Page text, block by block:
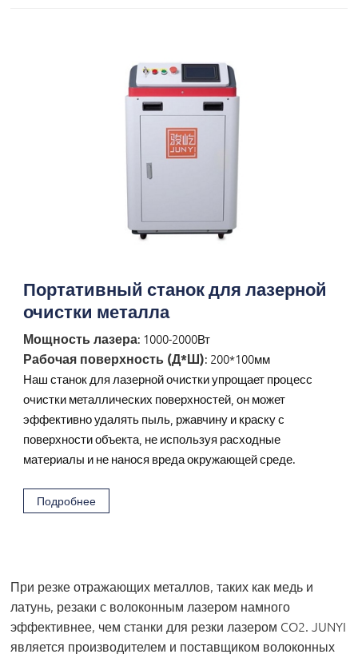
Портативный станок для лазерной
очистки металла
Мощность лазера: 1000-2000Вт
Рабочая поверхность (Д*Ш): 200*100мм
Наш станок для лазерной очистки упрощает процесс
очистки металлических поверхностей, он может
эффективно удалять пыль, ржавчину и краску с
поверхности объекта, не используя расходные
материалы и не нанося вреда окружающей среде.
Подробнее
При резке отражающих металлов, таких как медь и
латунь, резаки с волоконным лазером намного
эффективнее, чем станки для резки лазером CO2. JUNYI
является производителем и поставщиком волоконных